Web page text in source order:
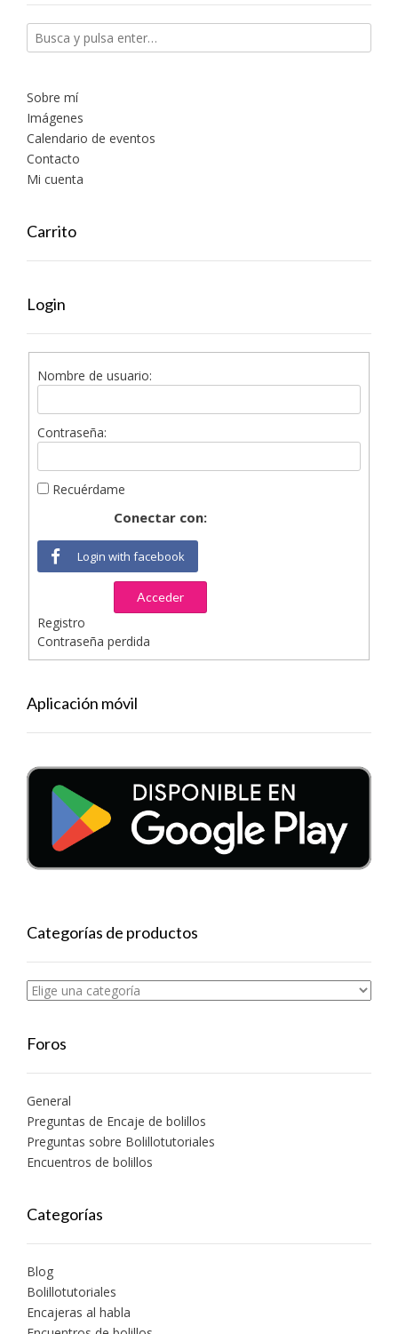
Sobre mí
Imágenes
Calendario de eventos
Contacto
Mi cuenta
Carrito
Login
Nombre de usuario:
Contraseña:
Recuérdame
Conectar con:
Login with facebook
Acceder
Registro
Contraseña perdida
Aplicación móvil
Categorías de productos
Foros
General
Preguntas de Encaje de bolillos
Preguntas sobre Bolillotutoriales
Encuentros de bolillos
Categorías
Blog
Bolillotutoriales
Encajeras al habla